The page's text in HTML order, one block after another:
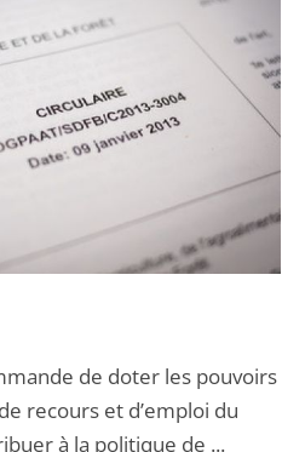
de doter les pouvoirs
recours et d’emploi du
à la politique de ...